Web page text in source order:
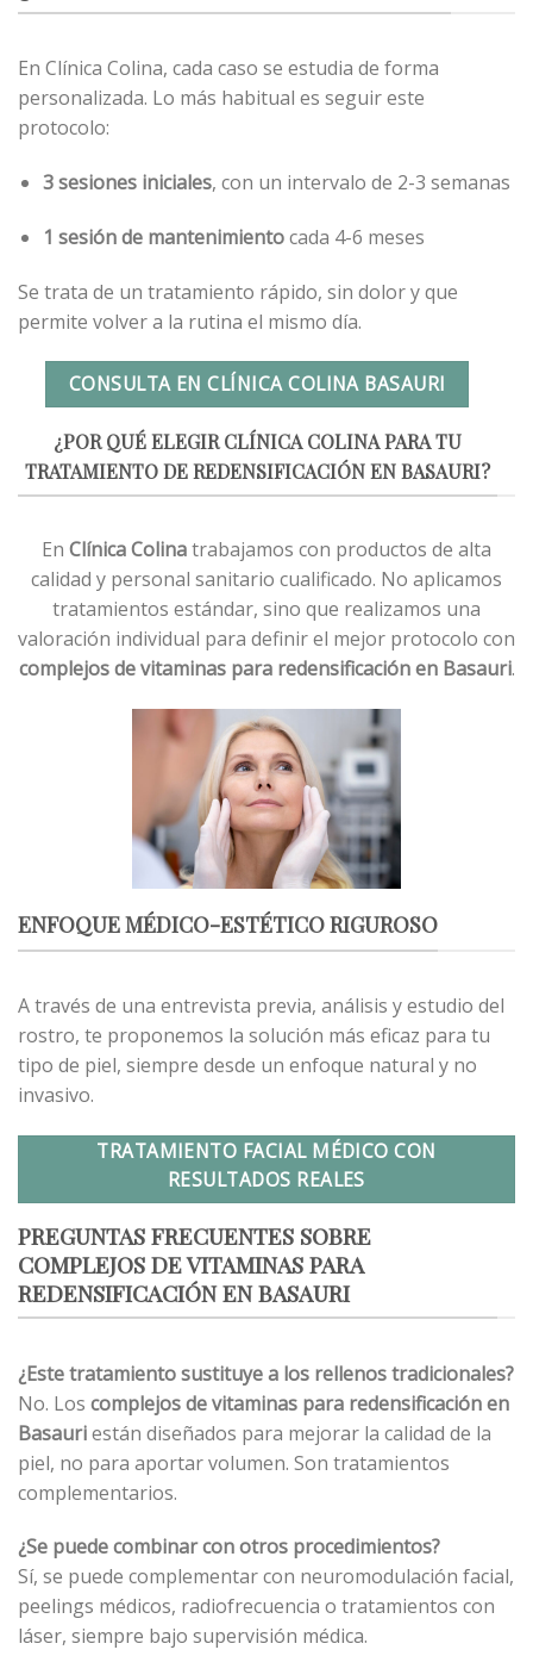
En Clínica Colina, cada caso se estudia de forma
personalizada. Lo más habitual es seguir este
protocolo:
3 sesiones iniciales, con un intervalo de 2-3 semanas
1 sesión de mantenimientocada 4-6 meses
Se trata de un tratamiento rápido, sin dolor y que
permite volver a la rutina el mismo día.
CONSULTA EN CLÍNICA COLINA BASAURI
¿POR QUÉ ELEGIR CLÍNICA COLINA PARA TU
TRATAMIENTO DE REDENSIFICACIÓN EN BASAURI?
En Clínica Colinatrabajamos con productos de alta
calidad y personal sanitario cualificado. No aplicamos
tratamientos estándar, sino que realizamos una
valoración individual para definir el mejor protocolo con
complejos de vitaminas para redensificación en Basauri.
ENFOQUE MÉDICO-ESTÉTICO RIGUROSO
A través de una entrevista previa, análisis y estudio del
rostro, te proponemos la solución más eficaz para tu
tipo de piel, siempre desde un enfoque natural y no
invasivo.
TRATAMIENTO FACIAL MÉDICO CON
RESULTADOS REALES
PREGUNTAS FRECUENTES SOBRE
COMPLEJOS DE VITAMINAS PARA
REDENSIFICACIÓN EN BASAURI
¿Este tratamiento sustituye a los rellenos tradicionales?
No. Los complejos de vitaminas para redensificación en
Basauriestán diseñados para mejorar la calidad de la
piel, no para aportar volumen. Son tratamientos
complementarios.
¿Se puede combinar con otros procedimientos?
Sí, se puede complementar con neuromodulación facial,
peelings médicos, radiofrecuencia o tratamientos con
láser, siempre bajo supervisión médica.